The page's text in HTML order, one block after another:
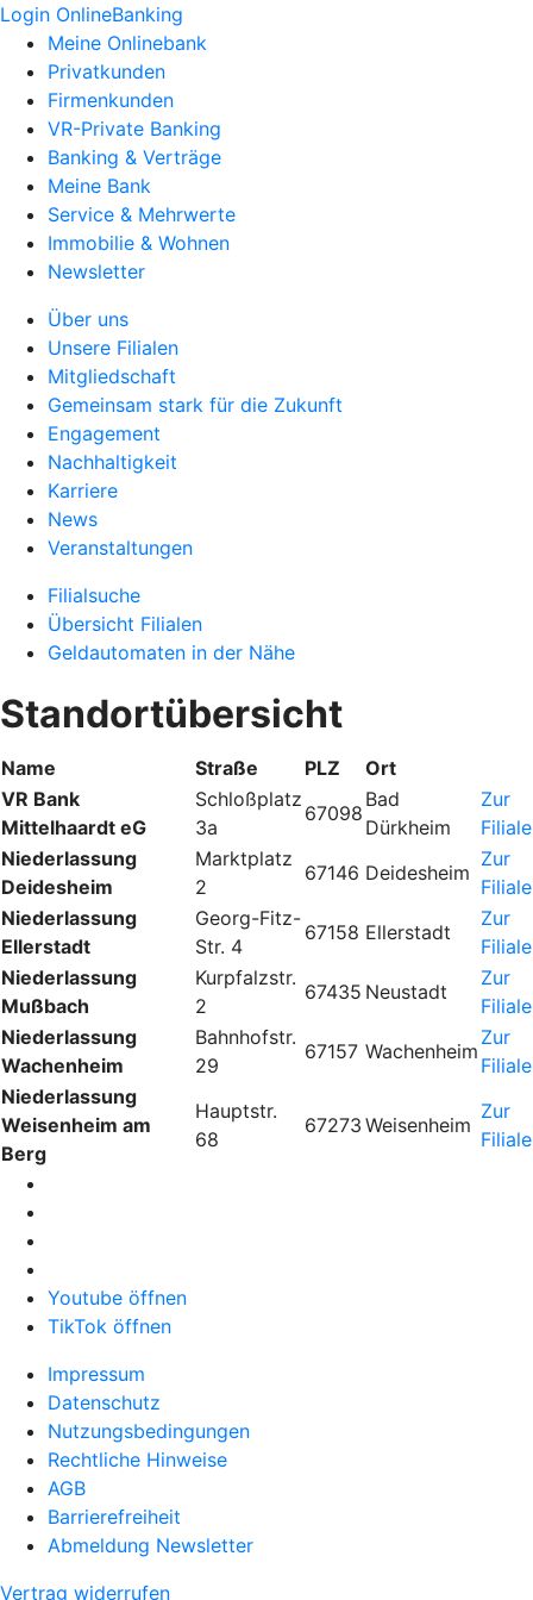
Login OnlineBanking
Meine Onlinebank
Privatkunden
Firmenkunden
VR-Private Banking
Banking & Verträge
Meine Bank
Service & Mehrwerte
Immobilie & Wohnen
Newsletter
Über uns
Unsere Filialen
Mitgliedschaft
Gemeinsam stark für die Zukunft
Engagement
Nachhaltigkeit
Karriere
News
Veranstaltungen
Filialsuche
Übersicht Filialen
Geldautomaten in der Nähe
Standortübersicht
Name Straße PLZ
Ort
VR Bank
Mittelhaardt eG
Schloßplatz
3a
67098
Bad
Dürkheim
Zur
Filiale
Niederlassung
Deidesheim
Marktplatz
2
67146 Deidesheim
Zur
Filiale
Niederlassung
Ellerstadt
Georg-Fitz-
Str. 4
67158 Ellerstadt
Zur
Filiale
Niederlassung
Mußbach
Kurpfalzstr.
2
67435 Neustadt
Zur
Filiale
Niederlassung
Wachenheim
Bahnhofstr.
29
67157 Wachenheim
Zur
Filiale
Niederlassung
Weisenheim am
Berg
Hauptstr.
68
67273 Weisenheim
Zur
Filiale
Youtube öffnen
TikTok öffnen
Impressum
Datenschutz
Nutzungsbedingungen
Rechtliche Hinweise
AGB
Barrierefreiheit
Abmeldung Newsletter
Vertrag widerrufen